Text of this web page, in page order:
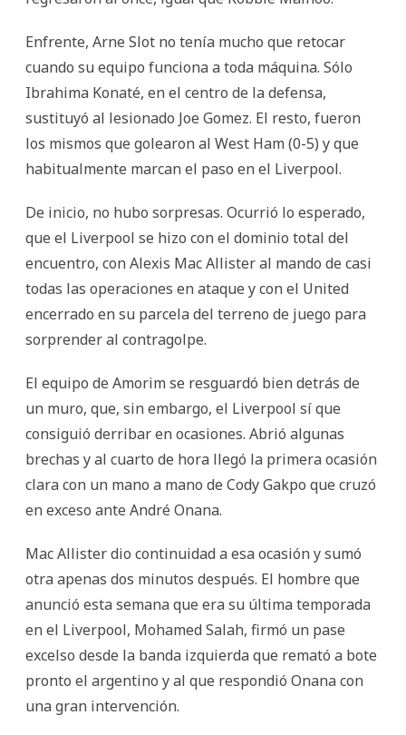
Enfrente, Arne Slot no tenía mucho que retocar
cuando su equipo funciona a toda máquina. Sólo
Ibrahima Konaté, en el centro de la defensa,
sustituyó al lesionado Joe Gomez. El resto, fueron
los mismos que golearon al West Ham (0-5) y que
habitualmente marcan el paso en el Liverpool.
De inicio, no hubo sorpresas. Ocurrió lo esperado,
que el Liverpool se hizo con el dominio total del
encuentro, con Alexis Mac Allister al mando de casi
todas las operaciones en ataque y con el United
encerrado en su parcela del terreno de juego para
sorprender al contragolpe.
El equipo de Amorim se resguardó bien detrás de
un muro, que, sin embargo, el Liverpool sí que
consiguió derribar en ocasiones. Abrió algunas
brechas y al cuarto de hora llegó la primera ocasión
clara con un mano a mano de Cody Gakpo que cruzó
en exceso ante André Onana.
Mac Allister dio continuidad a esa ocasión y sumó
otra apenas dos minutos después. El hombre que
anunció esta semana que era su última temporada
en el Liverpool, Mohamed Salah, firmó un pase
excelso desde la banda izquierda que remató a bote
pronto el argentino y al que respondió Onana con
una gran intervención.